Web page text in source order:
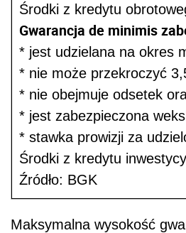
Środki z kredytu
Gwarancja de minimis
* jest udzielana na okres
* nie może przekroczyć
* nie obejmuje odsetek
* jest zabezpieczona
* stawka prowizji za
Środki z kredytu
Źródło: BGK
Maksymalna wysokość